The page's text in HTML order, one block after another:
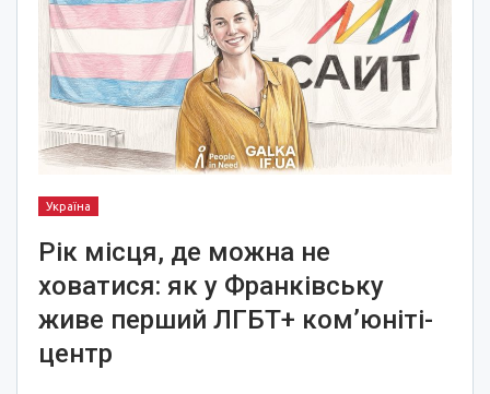
Україна
Рік місця, де можна не
ховатися: як у Франківську
живе перший ЛГБТ+ ком’юніті-
центр